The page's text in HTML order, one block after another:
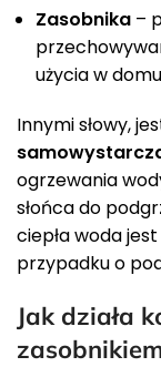
Zasobnika –
użycia w
Innymi słowy,
ogrzewania
słońca do
ciepła woda
przypadku o
Jak działa